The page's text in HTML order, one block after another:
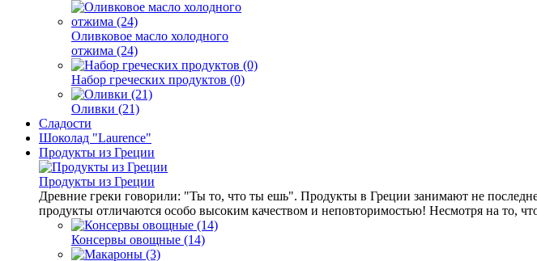
Оливковое масло холодного
отжима (24)
Набор греческих продуктов (0)
Оливки (21)
Сладости
Шоколад "Laurence"
Продукты из Греции
Продукты из Греции
Древние греки говорили: "Ты то, что ты ешь". Продукты в Греции занимают не
продукты отличаются особо высоким качеством и неповторимостью! Несмотря на то,
Консервы овощные (14)